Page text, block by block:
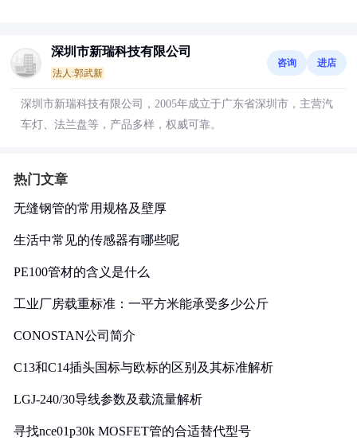
深圳市新瑞科技有限公司
法人:郭武新
咨询 进店
深圳市新瑞科技有限公司，2005年成立于广东省深圳市，主营汽
车灯、法兰盘等，产品多样，权威可靠。
热门文章
无缝钢管的常用规格及壁厚
生活中常见的传感器有哪些呢
PE100管材的含义是什么
工业厂房载重标准：一平方米能承受多少公斤
CONOSTAN公司简介
C13和C14插头国标与欧标的区别及其标准解析
LGJ-240/30导线参数及载流量解析
寻找nce01p30k MOSFET管的合适替代型号